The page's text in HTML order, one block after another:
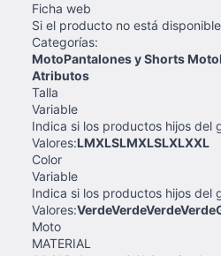
Ficha web
Si el producto no está
Categorías:
MotoPantalones y Shorts
Atributos
Talla
Variable
Indica si los productos hijos del
Valores:LMXLSLMXLSLXLXXL
Color
Variable
Indica si los productos hijos del
Valores:
Moto
MATERIAL